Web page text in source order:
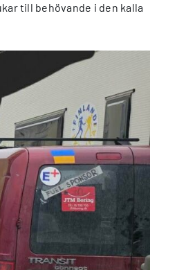
till behövande i den kalla